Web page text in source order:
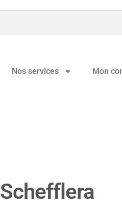
Nos services Mon
Schefflera